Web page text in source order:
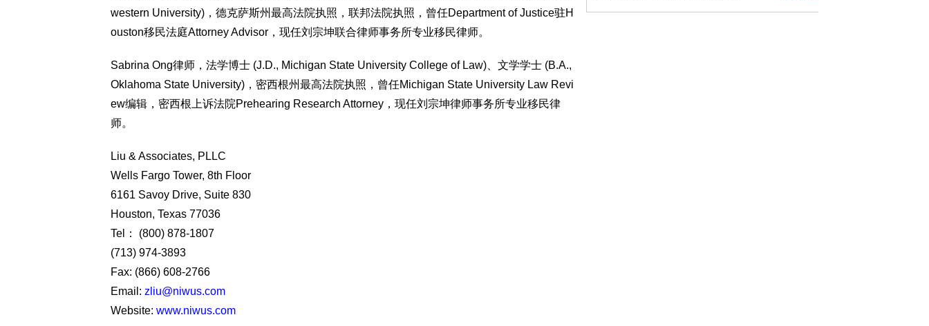
western University)，德克萨斯州最高法院执照，联邦法院执照，曾任Department of Justice驻H
ouston移民法庭Attorney Advisor，现任刘宗坤联合律师事务所专业移民律师。
Sabrina Ong律师，法学博士 (J.D., Michigan State University College of Law)、文学学士 (B.A.,
Oklahoma State University)，密西根州最高法院执照，曾任Michigan State University Law Revi
ew编辑，密西根上诉法院Prehearing Research Attorney，现任刘宗坤律师事务所专业移民律
师。
Liu & Associates, PLLC
Wells Fargo Tower, 8th Floor
6161 Savoy Drive, Suite 830
Houston, Texas 77036
Tel： (800) 878-1807
(713) 974-3893
Fax: (866) 608-2766
Email: zliu@niwus.com
Website: www.niwus.com